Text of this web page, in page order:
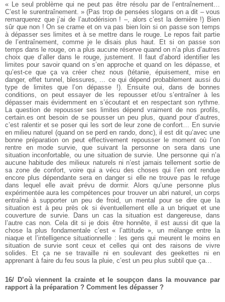
« Le seul problème qui ne peut pas être résolu par de l’entraînement…
C’est le surentraînement. » (Pas trop de pensées slogans on a dit – vous
remarquerez que j’ai de l’autodérision ! –, alors c’est la dernière !) Bien
sûr que non ! On se crame et on va pas bien loin si on passe son temps
à dépasser ses limites et à se mettre dans le rouge. Le repos fait partie
de l’entraînement, comme je le disais plus haut. Et si on passe son
temps dans le rouge, on a plus aucune réserve quand on n’a plus d’autres
choix que d’aller dans le rouge, justement. Il faut d’abord identifier les
limites pour savoir quand on s’en approche et quand on les dépasse, et
qu’est-ce que ça va créer chez nous (tétanie, épuisement, mise en
danger, effet tunnel, blessures, ... ce qui dépend probablement aussi du
type de limites que l’on dépasse !). Ensuite oui, dans de bonnes
conditions, on peut essayer de les repousser et/ou s’entraîner à les
dépasser mais évidemment en s’écoutant et en respectant son rythme.
La question de repousser ses limites dépend vraiment de nos profils,
certain.es ont besoin de se pousser un peu plus, quand pour d’autres,
c’est ralentir et se poser qui les sort de leur zone de confort… En survie
en milieu naturel (quand on se perd en rando, donc), il est dit qu’avec une
bonne préparation on peut effectivement repousser le moment où l’on
rentre en mode survie, que suivant la personne on sera dans une
situation inconfortable, ou une situation de survie. Une personne qui n’a
aucune habitude des milieux naturels ni n’est jamais tellement sortie de
sa zone de confort, voire qui a vécu des choses qui l’en ont rendue
encore plus dépendante sera en danger si elle ne trouve pas le refuge
dans lequel elle avait prévu de dormir. Alors qu’une personne plus
expérimentée aura les compétences pour trouver un abri naturel, un corps
entraîné à supporter un peu de froid, un mental pour se dire que la
situation est à peu près ok si éventuellement elle a un briquet et une
couverture de survie. Dans un cas la situation est dangereuse, dans
l’autre cas non. Cela dit si je dois être honnête, il est aussi dit que la
chose la plus fondamentale c’est « l’attitude », un mélange entre la
niaque et l’intelligence situationnelle : les gens qui meurent le moins en
situation de survie sont ceux et celles qui ont des raisons de vivre
solides. Et ça ne se travaille ni en soulevant des geekettes ni en
apprenant à faire du feu sous la pluie, c’est un peu plus subtil que ça…
16/ D’où viennent la crainte et le soupçon dans la mouvance par
rapport à la préparation ? Comment les dépasser ?